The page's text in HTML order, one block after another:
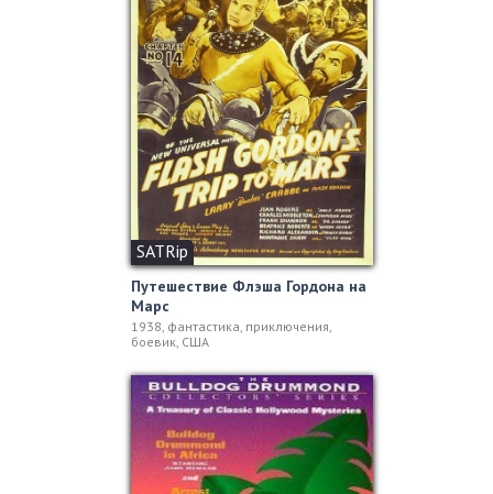
SATRip
Путешествие Флэша Гордона на
Марс
1938, фантастика, приключения,
боевик, США